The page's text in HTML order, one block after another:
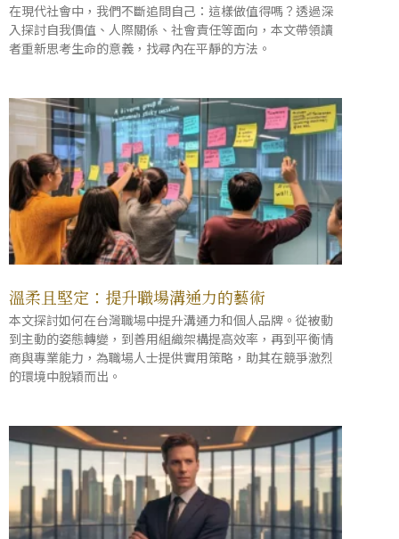
在現代社會中，我們不斷追問自己：這樣做值得嗎？透過深
入探討自我價值、人際關係、社會責任等面向，本文帶領讀
者重新思考生命的意義，找尋內在平靜的方法。
溫柔且堅定：提升職場溝通力的藝術
本文探討如何在台灣職場中提升溝通力和個人品牌。從被動
到主動的姿態轉變，到善用組織架構提高效率，再到平衡情
商與專業能力，為職場人士提供實用策略，助其在競爭激烈
的環境中脫穎而出。